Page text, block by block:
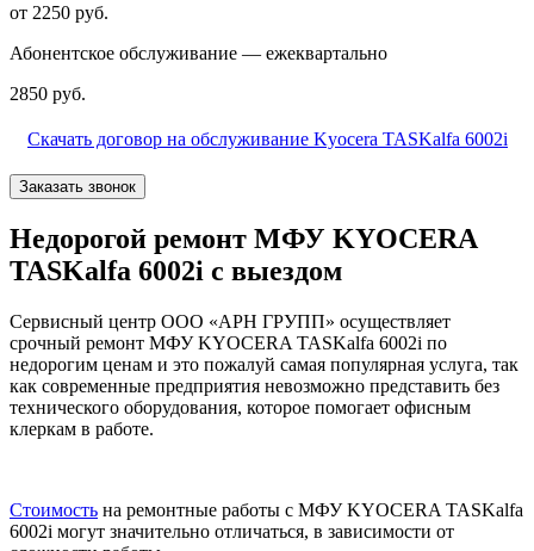
от 2250 руб.
Абонентское обслуживание — ежеквартально
2850 руб.
Скачать договор на обслуживание Kyocera TASKalfa 6002i
Заказать звонок
Недорогой ремонт МФУ KYOCERA
TASKalfa 6002i с выездом
Сервисный центр ООО «АРН ГРУПП» осуществляет
срочный ремонт МФУ KYOCERA TASKalfa 6002i по
недорогим ценам и это пожалуй самая популярная услуга, так
как современные предприятия невозможно представить без
технического оборудования, которое помогает офисным
клеркам в работе.
Стоимость на ремонтные работы с МФУ KYOCERA TASKalfa
6002i могут значительно отличаться, в зависимости от